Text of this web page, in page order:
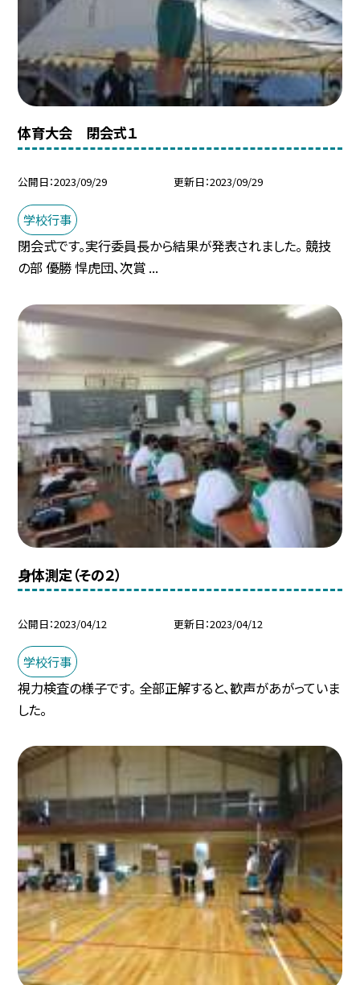
体育大会 閉会式１
公開日 2023/09/29 更新日 2023/09/29
学校行事
閉会式です。実行委員長から結果が発表されました。 競技
の部 優勝 悍虎団、次賞 ...
身体測定（その２）
公開日 2023/04/12 更新日 2023/04/12
学校行事
視力検査の様子です。 全部正解すると、歓声があがっていま
した。